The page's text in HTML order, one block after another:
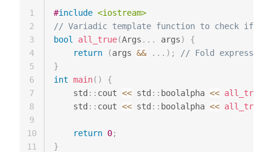
#include <iostream>
// Variadic template function to check if all
bool
all_true(Args . . . args)
{
return
(args && . . . ) ;
// Fold
}
int main( )
{
    std
:: cout << std :: boolalpha << all_true
    std
:: cout << std :: boolalpha << all_true
return 0;
}
1
2
3
4
5
6
7
8
9
10
11